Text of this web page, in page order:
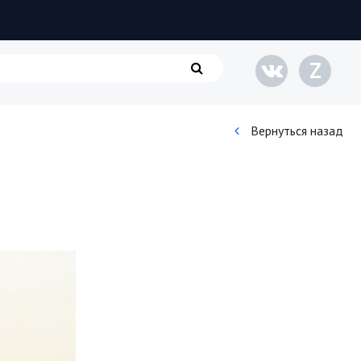
Z
Вернуться назад